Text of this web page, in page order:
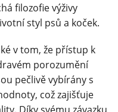
9–14h)
filozofie výživy
styl psů a koček.
v tom, že přístup k
porozumění
pečlivě vybírány s
což zajišťuje